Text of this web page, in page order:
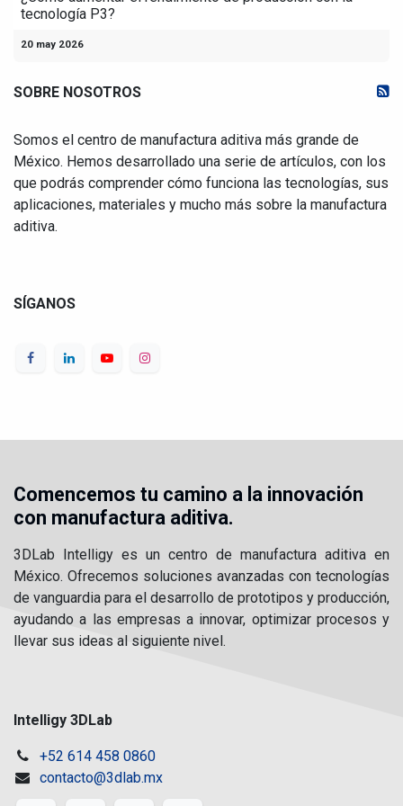
tecnología P3?
20 may 2026
SOBRE NOSOTROS
Somos el centro de manufactura aditiva más grande de
México. Hemos desarrollado una serie de artículos, con los
que podrás comprender cómo funciona las tecnologías, sus
aplicaciones, materiales y mucho más sobre la manufactura
aditiva.
SÍGANOS
Comencemos tu camino a la innovación
con manufactura aditiva.
3DLab Intelligy es un centro de manufactura aditiva en
México. Ofrecemos soluciones avanzadas con tecnologías
de vanguardia para el desarrollo de prototipos y producción,
ayudando a las empresas a innovar, optimizar procesos y
llevar sus ideas al siguiente nivel.
Intelligy 3DLab
+52 614 458 0860
contacto@3dlab.mx